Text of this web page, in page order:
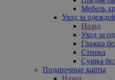
Мебель
Уход за
Назад
Уход за
Глажка
Стирка
Сушка
Подарочные карты
Назад